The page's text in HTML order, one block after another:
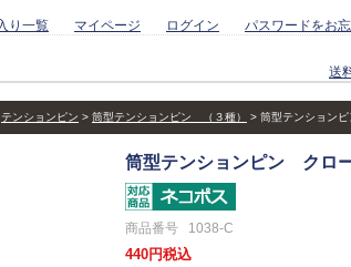
り一覧 マイページ ログイン パスワードをお
送
テンションピン 筒型テンションピン （３種） 筒型テンション
筒型テンションピン クロ
商品番号 1038-C
440 税込